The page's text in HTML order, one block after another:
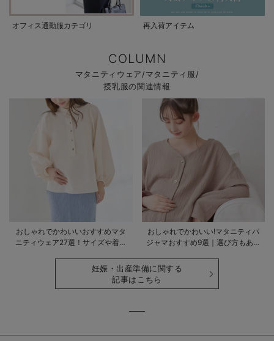
オフィス通勤服カテゴリ 再入荷アイテム
COLUMN
マタニティウェア/マタニティ服/
授乳服の関連情報
おしゃれでかわいいおすすめマタ
ニティウェア27選！サイズや着る
おしゃれでかわいい!マタニティパ
ジャマおすすめ9選｜選び方もあわ
妊娠・出産準備に関する
記事はこちら